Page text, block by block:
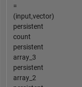
=
(input,vector)
persistent
count
persistent
array_3
persistent
array_2